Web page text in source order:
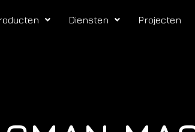
Diensten Projecten